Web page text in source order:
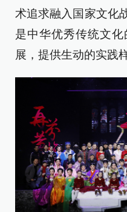
术追求融入国家文化
是中华优秀传统文
展，提供生动的实践